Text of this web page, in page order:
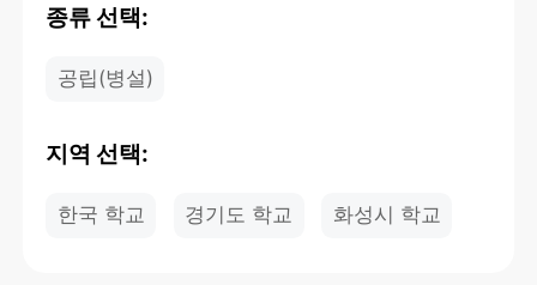
종류 선택:
공립(병설)
지역 선택:
한국 학교 경기도 학교 화성시 학교